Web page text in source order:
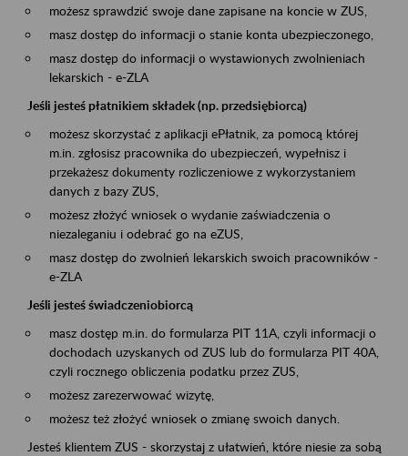
możesz sprawdzić swoje dane zapisane na koncie w ZUS,
masz dostęp do informacji o stanie konta ubezpieczonego,
masz dostęp do informacji o wystawionych zwolnieniach
lekarskich - e-ZLA
Jeśli jesteś płatnikiem składek (np. przedsiębiorcą)
możesz skorzystać z aplikacji ePłatnik, za pomocą której
m.in. zgłosisz pracownika do ubezpieczeń, wypełnisz i
przekażesz dokumenty rozliczeniowe z wykorzystaniem
danych z bazy ZUS,
możesz złożyć wniosek o wydanie zaświadczenia o
niezaleganiu i odebrać go na eZUS,
masz dostęp do zwolnień lekarskich swoich pracowników -
e-ZLA
Jeśli jesteś świadczeniobiorcą
masz dostęp m.in. do formularza PIT 11A, czyli informacji o
dochodach uzyskanych od ZUS lub do formularza PIT 40A,
czyli rocznego obliczenia podatku przez ZUS,
możesz zarezerwować wizytę,
możesz też złożyć wniosek o zmianę swoich danych.
Jesteś klientem ZUS - skorzystaj z ułatwień, które niesie za sobą